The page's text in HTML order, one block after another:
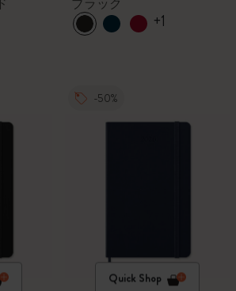
+1
-50%
Quick Shop